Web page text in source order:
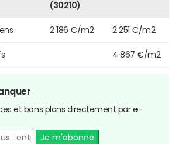
(30210)
2 186 €/m2 2 251 €/m2
4 867 €/m2
et bons plans directement par e-
Je m'abonne